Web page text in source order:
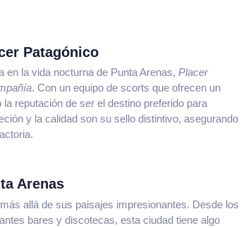
Patagónico
la vida nocturna de Punta Arenas, Placer
. Con un equipo de scorts que ofrecen un
reputación de ser el destino preferido para
y la calidad son su sello distintivo, asegurando
Arenas
allá de sus paisajes impresionantes. Desde los
bares y discotecas, esta ciudad tiene algo